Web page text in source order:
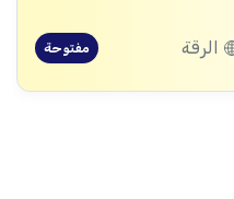
الرقة مفتوحة